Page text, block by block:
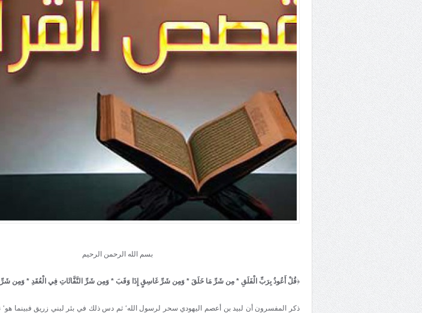
بسم الله الرحمن الرحيم
﴿قُلْ أَعُوذُ بِرَبِّ الْفَلَقِ * مِن شَرِّ مَا خَلَقَ * وَمِن شَرِّ غَاسِقٍ إِذَا وَقَبَ * وَمِن شَرِّ النَّفَّاثَاتِ فِي الْعُقَدِ * وَمِن
ذكر المفسرون أن لبيد بن أعصم اليهودي سحر لرسول الله‘ ثم دس ذلك في بئر لبني زريق فبينما هو‘